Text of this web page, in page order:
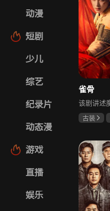
动漫
短剧
少儿
综艺
纪录片
动态漫
游戏
直播
娱乐
雀骨
古装